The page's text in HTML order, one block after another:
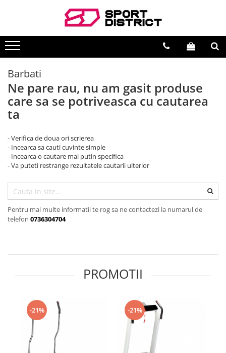
Biciclete de oras
Biciclete copii
Biciclete de dama
Biciclete pliabile
Biciclete de sosea
Biciclete electrice
Longboard electric
Skateboard electric
Role electrice
Triciclete electrice
Hoverboard
Biciclete electrice
Barbati
Ne pare rau, nu am gasit produse
care sa se potriveasca cu cautarea
ta
- Verifica de doua ori scrierea
- Incearca sa cauti cuvinte simple
- Incearca o cautare mai putin specifica
- Va puteti restrange rezultatele cautarii ulterior
Pentru mai multe informatii te rog sa ne contactezi la numarul de
telefon 0736304704
PROMOTII
-21% -21%